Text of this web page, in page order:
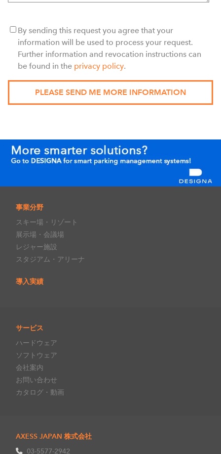
By sending this request you agree that your
information will be used to process your request.
Further information and revocation instructions can
be found in the privacy policy.
事業分野
スキー場・リゾート
展示場・会議場
レジャー施設
スタジアム・アリーナ
導入実績
サービス
ハードウェア
ソフトウェア
会社案内
お問い合わせ
カタログ・動画
AXESS JAPAN 株式会社
03-5577-2942